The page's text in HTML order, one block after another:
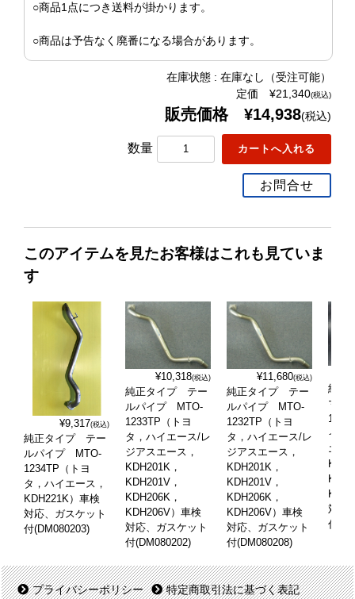
○商品1点につき送料が掛かります。
○商品は予告なく廃番になる場合があります。
在庫状態 : 在庫なし（受注可能）
定価 ¥21,340(税込)
販売価格 ¥14,938(税込)
数量
お問合せ
このアイテムを見たお客様はこれも見ていま
す
¥9,317(税込)
純正タイプ テー
ルパイプ MTO-
1234TP（トヨ
タ，ハイエース，
KDH221K）車検
対応、ガスケット
付(DM080203)
¥10,318(税込)
純正タイプ テー
ルパイプ MTO-
1233TP（トヨ
タ，ハイエース/レ
ジアスエース，
KDH201K，
KDH201V，
KDH206K，
KDH206V）車検
対応、ガスケット
付(DM080202)
¥11,680(税込)
純正タイプ テー
ルパイプ MTO-
1232TP（トヨ
タ，ハイエース/レ
ジアスエース，
KDH201K，
KDH201V，
KDH206K，
KDH206V）車検
対応、ガスケット
付(DM080208)
純正
マフ
1231
イエ
エー
対応
付
プライバシーポリシー 特定商取引法に基づく表記